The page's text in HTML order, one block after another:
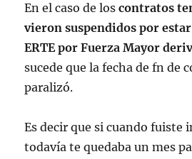
En el caso de loscontratos
vieron suspendidos por
ERTE por Fuerza Mayor
sucede que la fecha de fn de
paralizó.
Es decir que si cuando fuiste
todavía te quedaba un mes